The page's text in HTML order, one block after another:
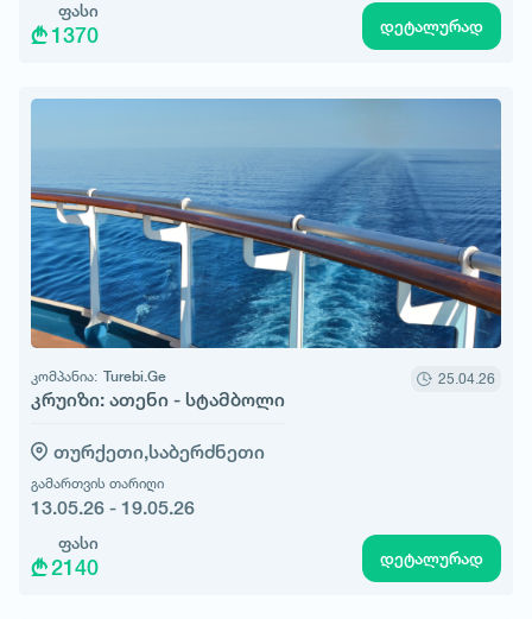
ფასი
1370 დეტალურად
კომპანია: Turebi.Ge
კრუიზი: ათენი - სტამბოლი
25.04.26
თურქეთი,საბერძნეთი
გამართვის თარიღი
13.05.26 - 19.05.26
ფასი
2140 დეტალურად